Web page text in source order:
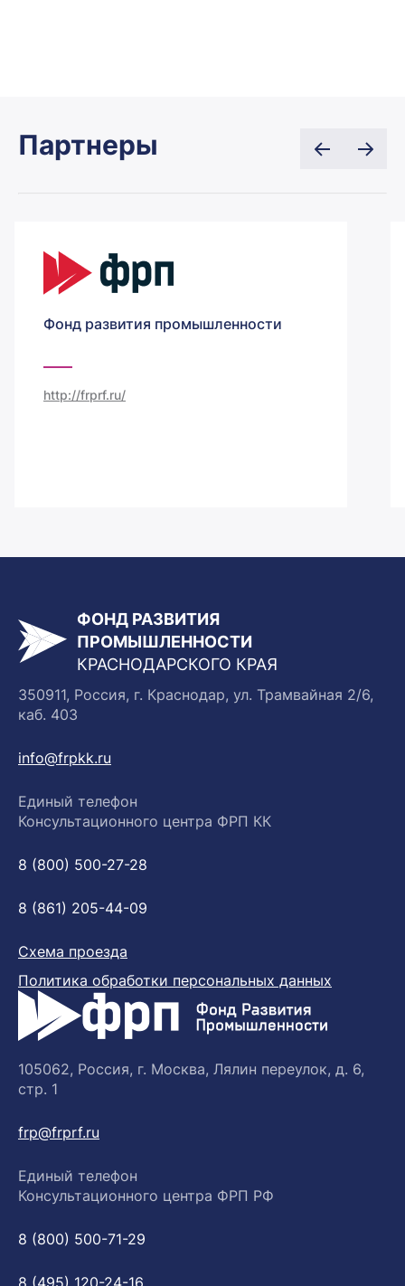
Партнеры
Фонд развития промышленности
http://frprf.ru/
ФОНД РАЗВИТИЯ
ПРОМЫШЛЕННОСТИ
КРАСНОДАРСКОГО КРАЯ
350911, Россия, г. Краснодар, ул. Трамвайная 2/6,
каб. 403
info@frpkk.ru
Единый телефон
Консультационного центра ФРП КК
8 (800) 500-27-28
8 (861) 205-44-09
Схема проезда
Политика обработки персональных данных
105062, Россия, г. Москва, Лялин переулок, д. 6,
стр. 1
frp@frprf.ru
Единый телефон
Консультационного центра ФРП РФ
8 (800) 500-71-29
8 (495) 120-24-16